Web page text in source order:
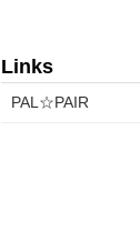
Links
PAL☆PAIR